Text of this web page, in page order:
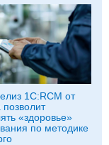
1С:RCM от
«здоровье»
по методике